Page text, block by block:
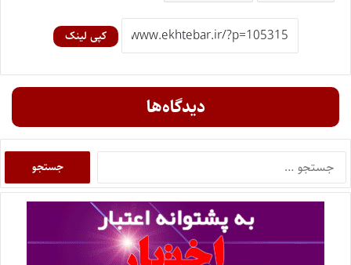
کپی لینک
دیدگاه‌ها